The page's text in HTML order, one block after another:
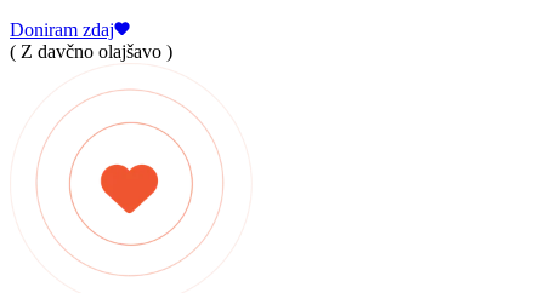
Doniram zdaj
( Z davčno olajšavo )